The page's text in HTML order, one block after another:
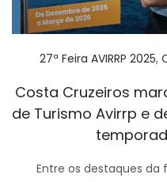
Posted in
27ª Feira AVIRRP 2025,
Costa Cruzeiros
de Turismo Avirrp e
Entre os destaques